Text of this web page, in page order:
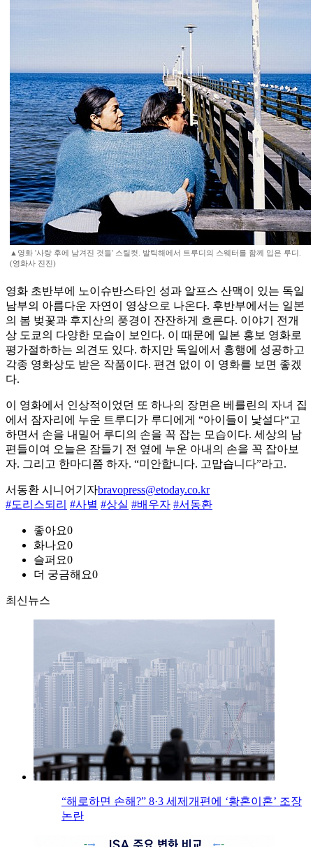
▲영화 '사랑 후에 남겨진 것들' 스틸컷. 발틱해에서 트루디의 스웨터를 함께 입은 루디.
(영화사 진진)
영화 초반부에 노이슈반스타인 성과 알프스 산맥이 있는 독일
남부의 아름다운 자연이 영상으로 나온다. 후반부에서는 일본
의 봄 벚꽃과 후지산의 풍경이 잔잔하게 흐른다. 이야기 전개
상 도쿄의 다양한 모습이 보인다. 이 때문에 일본 홍보 영화로
평가절하하는 의견도 있다. 하지만 독일에서 흥행에 성공하고
각종 영화상도 받은 작품이다. 편견 없이 이 영화를 보면 좋겠
다.
이 영화에서 인상적이었던 또 하나의 장면은 베를린의 자녀 집
에서 잠자리에 누운 트루디가 루디에게 “아이들이 낯설다“고
하면서 손을 내밀어 루디의 손을 꼭 잡는 모습이다. 세상의 남
편들이여 오늘은 잠들기 전 옆에 누운 아내의 손을 꼭 잡아보
자. 그리고 한마디쯤 하자. “미안합니다. 고맙습니다”라고.
서동환 시니어기자bravopress@etoday.co.kr
#도리스되리 #사별 #상실 #배우자 #서동환
좋아요0
화나요0
슬퍼요0
더 궁금해요0
최신뉴스
“해로하면 손해?” 8·3 세제개편에 ‘황혼이혼’ 조장
논란